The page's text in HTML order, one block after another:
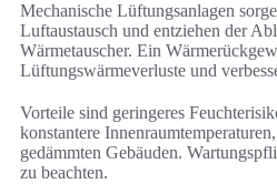
Mechanische Lüftungsanlagen
Luftaustausch und entziehen der
Wärmetauscher. Ein
Lüftungswärmeverluste und
Vorteile sind geringeres
konstantere
gedämmten Gebäuden.
zu beachten.